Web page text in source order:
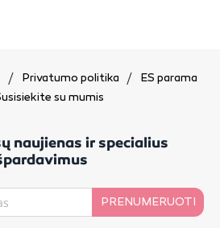
Privatumo politika
ES parama
su mumis
naujienas ir specialius
PRENUMERUOTI